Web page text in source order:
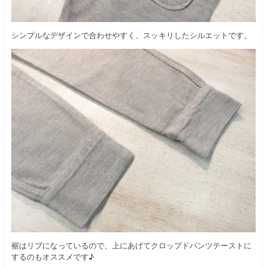
シンプルなデザインで合わせやすく、スッキリしたシルエットです。
裾はリブになっているので、上にあげてクロップドパンツテーストに
するのもオススメです♪